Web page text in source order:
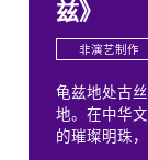
兹》
非演艺制作
龟兹地处古
地。在中华
的璀璨明珠